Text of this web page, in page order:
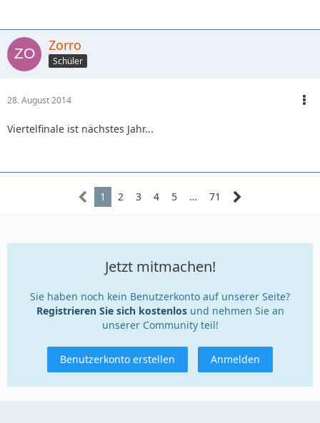
Zorro
Schüler
28. August 2014
Viertelfinale ist nächstes Jahr...
1 2 3 4 5 … 71
Jetzt mitmachen!
Sie haben noch kein Benutzerkonto auf unserer Seite?
Registrieren Sie sich kostenlosund nehmen Sie an
unserer Community teil!
Benutzerkonto erstellen Anmelden